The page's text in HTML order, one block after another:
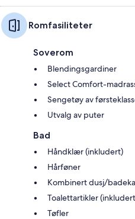
Romfasiliteter
Soverom
Blendingsgardiner
Select Comfort-
Sengetøy av
Utvalg av puter
Bad
Håndklær (inkludert)
Hårføner
Kombinert dusj/
Toalettartikler
Tøfler